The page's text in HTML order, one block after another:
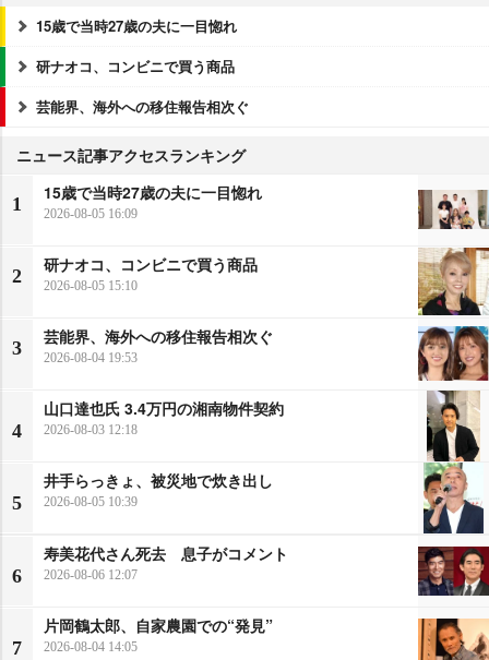
15歳で当時27歳の夫に一目惚れ
研ナオコ、コンビニで買う商品
芸能界、海外への移住報告相次ぐ
ニュース記事アクセスランキング
1
15歳で当時27歳の夫に一目惚れ
2026-08-05 16:09
2
研ナオコ、コンビニで買う商品
2026-08-05 15:10
3
芸能界、海外への移住報告相次ぐ
2026-08-04 19:53
4
山口達也氏 3.4万円の湘南物件契約
2026-08-03 12:18
5
井手らっきょ、被災地で炊き出し
2026-08-05 10:39
6
寿美花代さん死去 息子がコメント
2026-08-06 12:07
7
片岡鶴太郎、自家農園での“発見”
2026-08-04 14:05